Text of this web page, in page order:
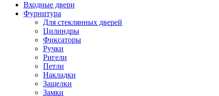
Входные двери
Фурнитура
Для стеклянных дверей
Цилиндры
Фиксаторы
Ручки
Ригели
Петли
Накладки
Защелки
Замки